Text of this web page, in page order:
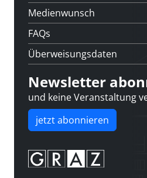
Medienwunsch
FAQs
Überweisungsdaten
Newsletter
und keine Veranstaltung
jetzt abonnieren